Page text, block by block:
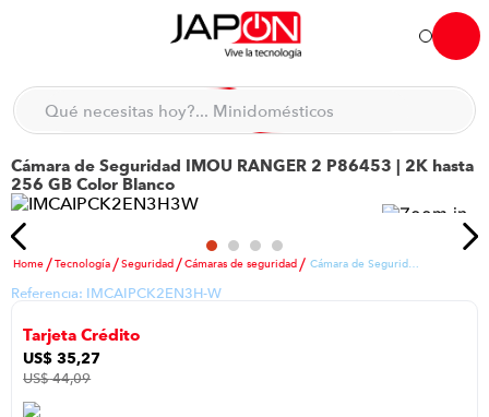
Hola... qué necesitas hoy?
Qué necesitas hoy?... Minidomésticos
Cámara de Seguridad IMOU RANGER 2 P86453 | 2K hasta
256 GB Color Blanco
Tecnología Seguridad Cámaras de seguridad Cámara de Seguridad IMOU RANGER 2 P86453 | 2K hasta 256 GB Color Blanco
Referencia: IMCAIPCK2EN3H-W
Tarjeta Crédito
US$ 35,27
US$44,09
TÉRMINOS MÁS BUSCADOS
1. moto
lavadora
5 . england sound parlantes